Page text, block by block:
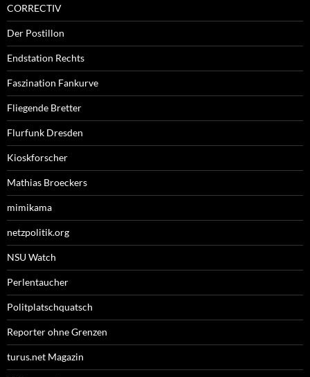
CORRECTIV
Der Postillon
Endstation Rechts
Faszination Fankurve
Fliegende Bretter
Flurfunk Dresden
Kioskforscher
Mathias Broeckers
mimikama
netzpolitik.org
NSU Watch
Perlentaucher
Politplatschquatsch
Reporter ohne Grenzen
turus.net Magazin